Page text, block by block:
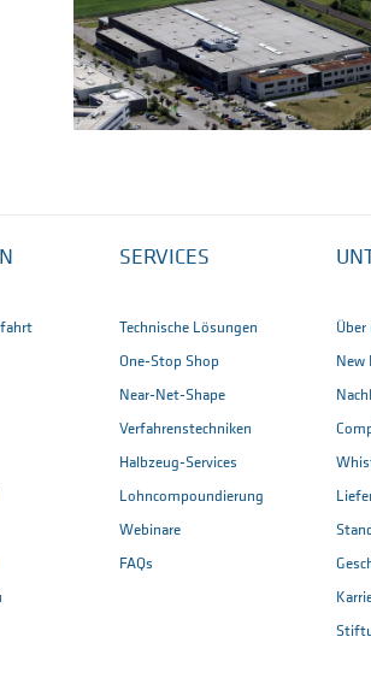
SERVICES
Technische Lösungen
One-Stop Shop
Near-Net-Shape
Verfahrenstechniken
Halbzeug-Services
Lohncompoundierung
Webinare
FAQs
Über
New